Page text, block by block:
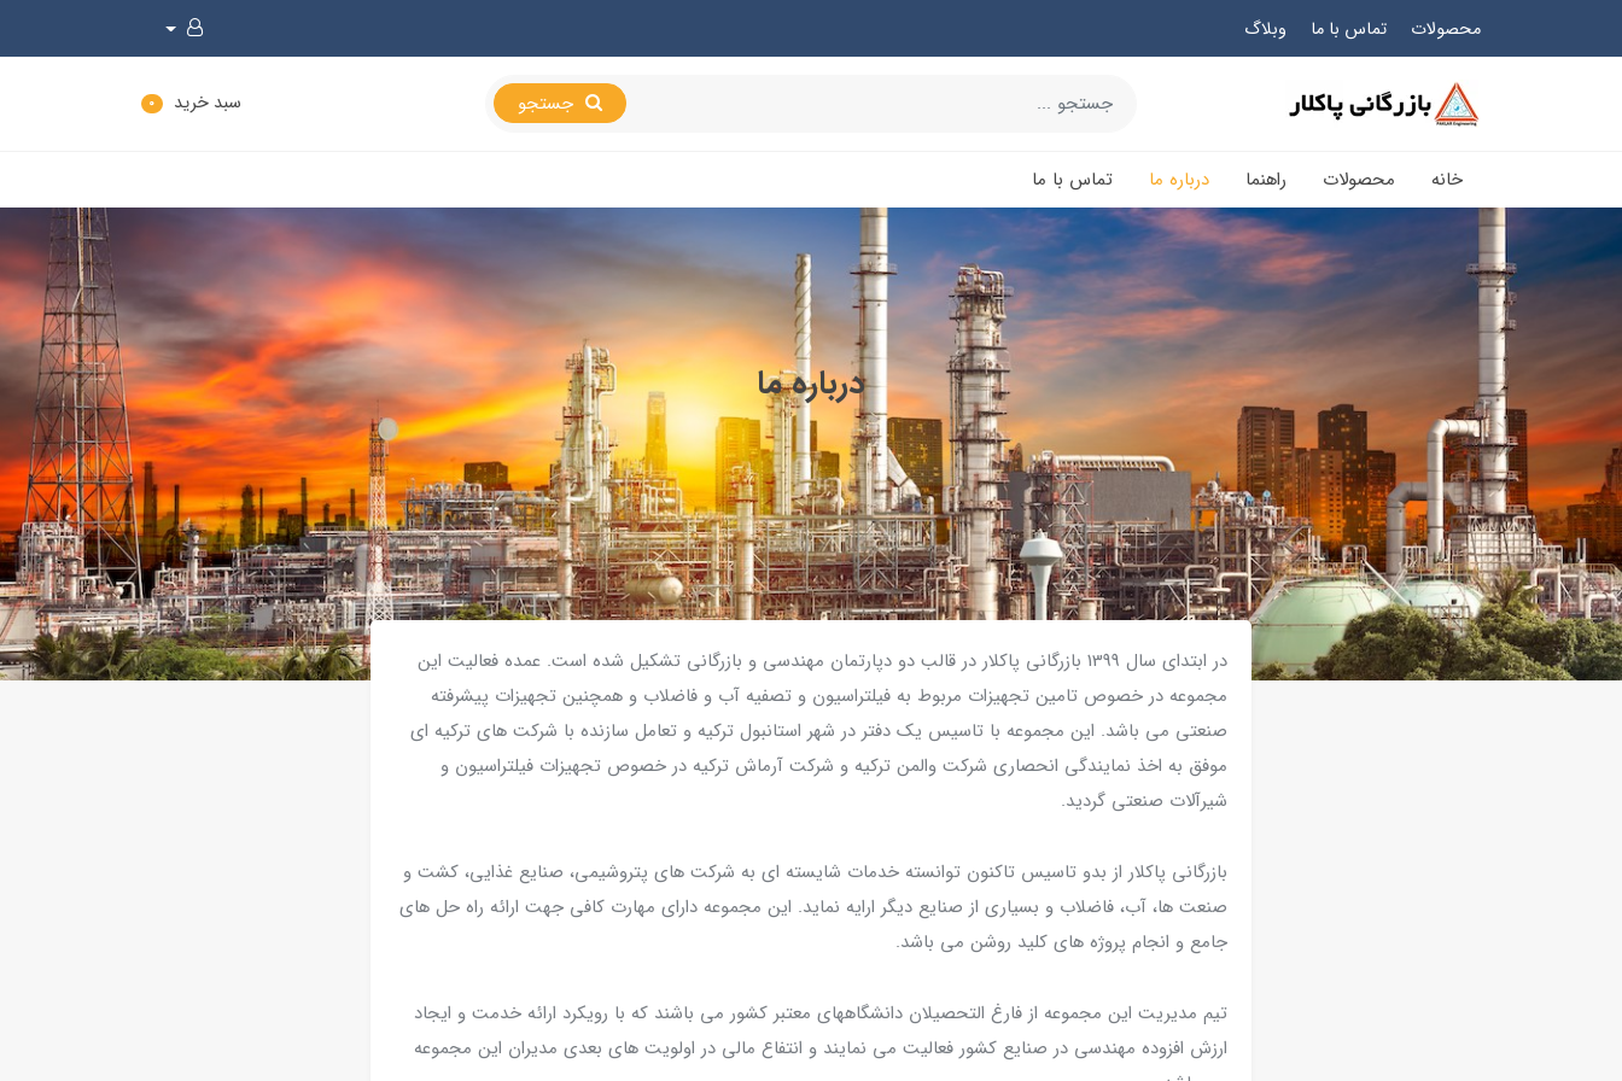
محصولات تماس با ما وبلاگ
سبد خرید 0
خانه محصولات راهنما درباره ما تماس با ما
درباره ما
در ابتدای سال 1399 بازرگانی پاکلار در قالب دو دپارتمان مهندسی و بازرگانی تشکیل شده است. عمده فعالیت این
مجموعه در خصوص تامین تجهیزات مربوط به فیلتراسیون و تصفیه آب و فاضلاب و همچنین تجهیزات پیشرفته
صنعتی می باشد. این مجموعه با تاسیس یک دفتر در شهر استانبول ترکیه و تعامل سازنده با شرکت های ترکیه ای
موفق به اخذ نمایندگی انحصاری شرکت والمن ترکیه و شرکت آرماش ترکیه در خصوص تجهیزات فیلتراسیون و
شیرآلات صنعتی گردید.
بازرگانی پاکلار از بدو تاسیس تاکنون توانسته خدمات شایسته ای به شرکت های پتروشیمی، صنایع غذایی، کشت و
صنعت ها، آب، فاضلاب و بسیاری از صنایع دیگر ارایه نماید. این مجموعه دارای مهارت کافی جهت ارائه راه حل های
جامع و انجام پروژه های کلید روشن می باشد.
تیم مدیریت این مجموعه از فارغ التحصیلان دانشگاههای معتبر کشور می باشند که با رویکرد ارائه خدمت و ایجاد
ارزش افزوده مهندسی در صنایع کشور فعالیت می نمایند و انتفاع مالی در اولویت های بعدی مدیران این مجموعه